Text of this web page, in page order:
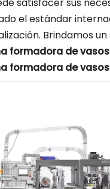
el estándar
Brindamos
formadora de
formadora de